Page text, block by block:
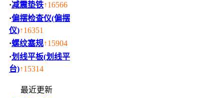
·减震垫铁↑16566
·偏摆检查仪(偏摆
仪)↑16351
·螺纹塞规↑15904
·划线平板(划线平
台)↑15314
最近更新